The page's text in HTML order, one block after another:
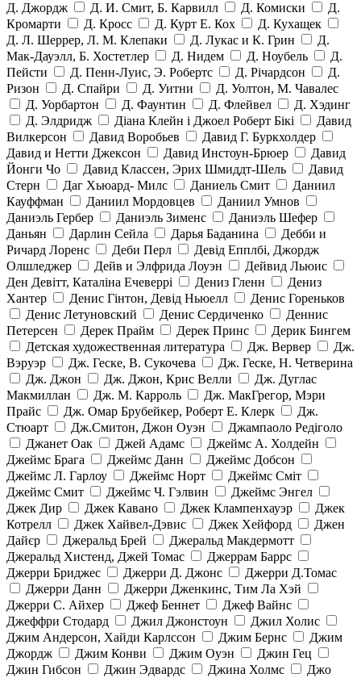
Д. Джордж
Д. И. Смит, Б. Карвилл Д. Комиски
Д.
Кромарти
Д. Кросс Д. Курт Е. Кох
Д. Кухащек
Д. Л. Шеррер, Л. М. Клепаки
Д. Лукас и К. Грин
Д.
Мак-Дауэлл, Б. Хостетлер
Д. Нидем Д. Ноубель
Д.
Пейсти
Д. Пенн-Луис, Э. Робертс Д. Річардсон
Д.
Ризон
Д. Спайри Д. Уитни
Д. Уолтон, М. Чавалес
Д. Уорбартон
Д. Фаунтин Д. Флейвел
Д. Хэдинг
Д. Элдридж
Діана Клейн і Джоел Роберт Бікі
Давид
Вилкерсон
Давид Воробьев
Давид Г. Буркхолдер
Давид и Нетти Джексон
Давид Инстоун-Брюер
Давид
Йонги Чо
Давид Классен, Эрих Шмиддт-Шель
Давид
Стерн
Даг Хьюард- Милс Даниель Смит
Даниил
Кауффман
Даниил Мордовцев
Даниил Умнов
Даниэль Гербер
Даниэль Зименс
Даниэль Шефер
Даньян
Дарлин Сейла Дарья Баданина
Дебби и
Ричард Лоренс
Деби Перл
Девід Епплбі, Джордж
Олшледжер
Дейв и Элфрида Лоуэн
Дейвид Льюис
Ден Девітт, Каталіна Ечеверрі
Дениз Гленн
Дениз
Хантер
Денис Гінтон, Девід Ньюелл
Денис Гореньков
Денис Летуновский
Денис Сердиченко
Деннис
Петерсен
Дерек Прайм Дерек Принс
Дерик Бингем
Детская художественная литература
Дж. Вервер
Дж.
Вэруэр
Дж. Геске, В. Сукочева
Дж. Геске, Н. Четверина
Дж. Джон
Дж. Джон, Крис Велли
Дж. Дуглас
Макмиллан
Дж. М. Карроль
Дж. МакГрегор, Мэри
Прайс
Дж. Омар Брубейкер, Роберт Е. Клерк
Дж.
Стюарт
Дж.Смитон, Джон Оуэн
Джампаоло Редіголо
Джанет Оак
Джей Адамс
Джеймс А. Холдейн
Джеймс Брага
Джеймс Данн
Джеймс Добсон
Джеймс Л. Гарлоу
Джеймс Норт
Джеймс Сміт
Джеймс Смит
Джеймс Ч. Гэлвин
Джеймс Энгел
Джек Дир
Джек Кавано Джек Клампенхауэр
Джек
Котрелл
Джек Хайвел-Дэвис Джек Хейфорд
Джен
Дайєр
Джеральд Брей
Джеральд Макдермотт
Джеральд Хистенд, Джей Томас
Джеррам Баррс
Джерри Бриджес
Джерри Д. Джонс
Джерри Д.Томас
Джерри Данн
Джерри Дженкинс, Тим Ла Хэй
Джерри С. Айхер
Джеф Беннет
Джеф Вайнс
Джеффри Стодард
Джил Джонстоун
Джил Холис
Джим Андерсон, Хайди Карлссон
Джим Бернс
Джим
Джордж
Джим Конви Джим Оуэн
Джин Гец
Джин Гибсон
Джин Эдвардс Джина Холмс
Джо